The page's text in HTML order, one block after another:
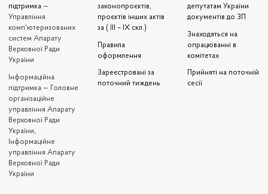
підтримка —
Управління
комп'ютеризованих
систем Апарату
Верховної Ради
України
Iнформаційна
підтримка — Головне
організаційне
управління Апарату
Верховної Ради
України,
Інформаційне
управління Апарату
Верховної Ради
України
законопроєктів,
проєктів інших актів
за ( III – IX скл.)
Правила
оформлення
Зареєстровані за
поточний тиждень
депутатам України
документів до ЗП
Знаходяться на
опрацюванні в
комітетах
Прийняті на поточній
сесії